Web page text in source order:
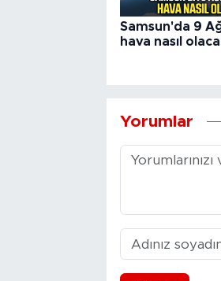
Samsun'da 9
hava nasıl
Yorumlar